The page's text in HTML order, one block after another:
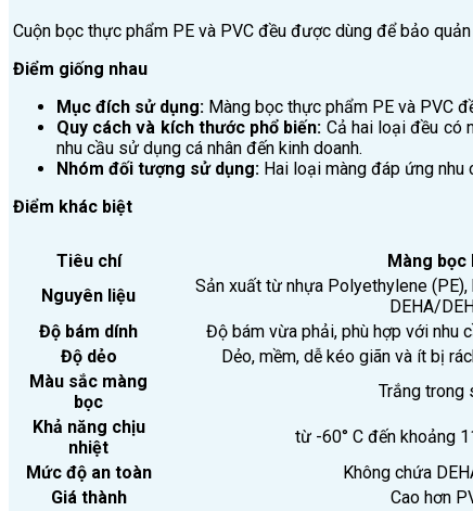
Cuộn bọc thực phẩm PE và PVC đều được dùng để bảo
Điểm giống nhau
Mục đích sử dụng: Màng bọc thực phẩm PE và PVC
Quy cách và kích thước phổ biến: Cả hai loại đều có
nhu cầu sử dụng cá nhân đến kinh doanh.
Nhóm đối tượng sử dụng: Hai loại màng đáp ứng nhu
Điểm khác biệt
Tiêu chí
Màng bọc
Nguyên liệu
Sản xuất từ nhựa Polyethylene
DEHA/
Độ bám dính
Độ bám vừa phải, phù hợp với nhu
Độ dẻo
Dẻo, mềm, dễ kéo giãn và ít bị
Màu sắc màng
bọc
Trắng trong
Khả năng chịu
nhiệt
từ -60° C đến khoảng
Mức độ an toàn
Không chứa
Giá thành
Cao hơn